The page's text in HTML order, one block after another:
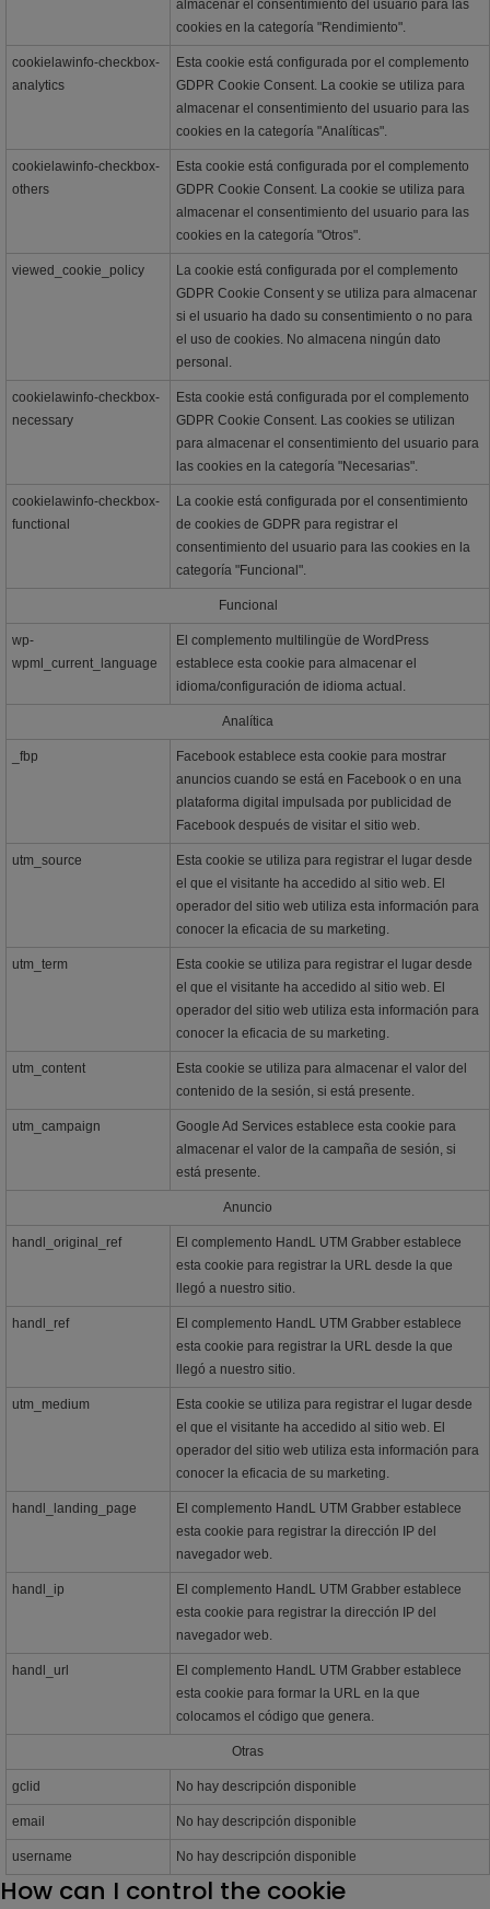
almacenar el consentimiento del usuario para las
cookies en la categoría "Rendimiento".
cookielawinfo-checkbox-
analytics
Esta cookie está configurada por el complemento
GDPR Cookie Consent. La cookie se utiliza para
almacenar el consentimiento del usuario para las
cookies en la categoría "Analíticas".
cookielawinfo-checkbox-
others
Esta cookie está configurada por el complemento
GDPR Cookie Consent. La cookie se utiliza para
almacenar el consentimiento del usuario para las
cookies en la categoría "Otros".
viewed_cookie_policy
La cookie está configurada por el complemento
GDPR Cookie Consent y se utiliza para almacenar
si el usuario ha dado su consentimiento o no para
el uso de cookies. No almacena ningún dato
personal.
cookielawinfo-checkbox-
necessary
Esta cookie está configurada por el complemento
GDPR Cookie Consent. Las cookies se utilizan
para almacenar el consentimiento del usuario para
las cookies en la categoría "Necesarias".
cookielawinfo-checkbox-
functional
La cookie está configurada por el consentimiento
de cookies de GDPR para registrar el
consentimiento del usuario para las cookies en la
categoría "Funcional".
Funcional
wp-
wpml_current_language
El complemento multilingüe de WordPress
establece esta cookie para almacenar el
idioma/configuración de idioma actual.
Analítica
_fbp
Facebook establece esta cookie para mostrar
anuncios cuando se está en Facebook o en una
plataforma digital impulsada por publicidad de
Facebook después de visitar el sitio web.
utm_source
Esta cookie se utiliza para registrar el lugar desde
el que el visitante ha accedido al sitio web. El
operador del sitio web utiliza esta información para
conocer la eficacia de su marketing.
utm_term
Esta cookie se utiliza para registrar el lugar desde
el que el visitante ha accedido al sitio web. El
operador del sitio web utiliza esta información para
conocer la eficacia de su marketing.
utm_content
Esta cookie se utiliza para almacenar el valor del
contenido de la sesión, si está presente.
utm_campaign
Google Ad Services establece esta cookie para
almacenar el valor de la campaña de sesión, si
está presente.
Anuncio
handl_original_ref
El complemento HandL UTM Grabber establece
esta cookie para registrar la URL desde la que
llegó a nuestro sitio.
handl_ref
El complemento HandL UTM Grabber establece
esta cookie para registrar la URL desde la que
llegó a nuestro sitio.
utm_medium
Esta cookie se utiliza para registrar el lugar desde
el que el visitante ha accedido al sitio web. El
operador del sitio web utiliza esta información para
conocer la eficacia de su marketing.
handl_landing_page
El complemento HandL UTM Grabber establece
esta cookie para registrar la dirección IP del
navegador web.
handl_ip
El complemento HandL UTM Grabber establece
esta cookie para registrar la dirección IP del
navegador web.
handl_url
El complemento HandL UTM Grabber establece
esta cookie para formar la URL en la que
colocamos el código que genera.
Otras
gclid No hay descripción disponible
email No hay descripción disponible
username No hay descripción disponible
How can I control the cookie